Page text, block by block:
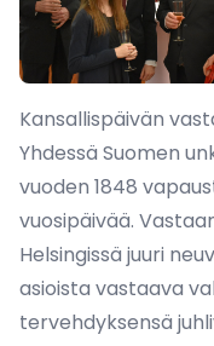
Kansallispäivän
Yhdessä Suomen
vuoden 1848
vuosipäivää.
Helsingissä juuri
asioista vastaava
tervehdyksensä